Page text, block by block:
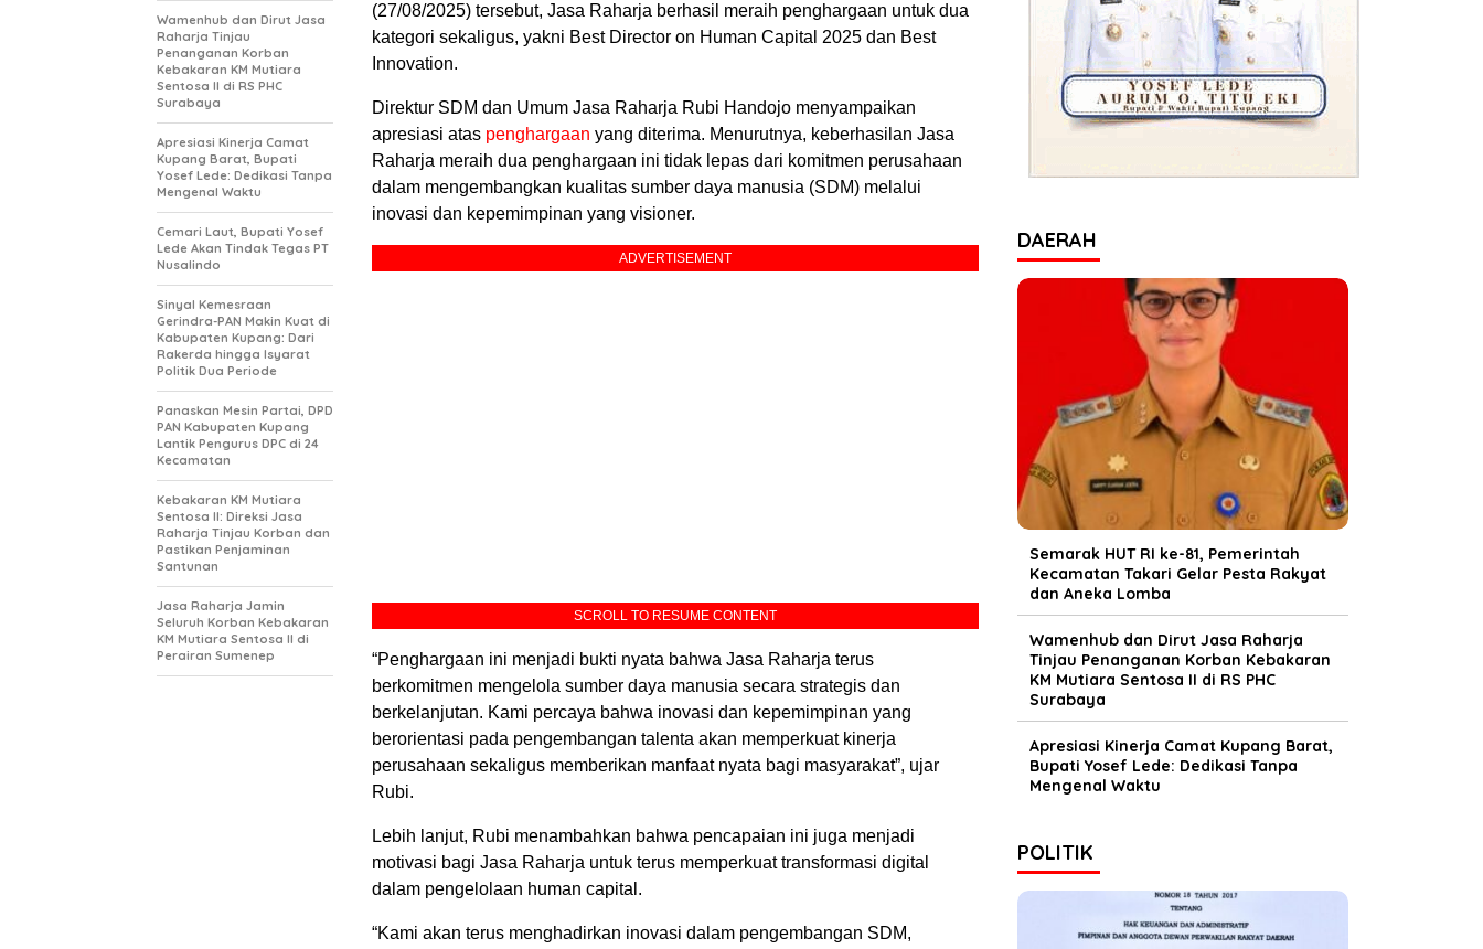
(27/08/2025) tersebut, Jasa Raharja berhasil meraih penghargaan untuk dua
kategori sekaligus, yakni Best Director on Human Capital 2025 dan Best
Innovation.
Direktur SDM dan Umum Jasa Raharja Rubi Handojo menyampaikan
apresiasi atas penghargaan yang diterima. Menurutnya, keberhasilan Jasa
Raharja meraih dua penghargaan ini tidak lepas dari komitmen perusahaan
dalam mengembangkan kualitas sumber daya manusia (SDM) melalui
inovasi dan kepemimpinan yang visioner.
ADVERTISEMENT
SCROLL TO RESUME CONTENT
“Penghargaan ini menjadi bukti nyata bahwa Jasa Raharja terus
berkomitmen mengelola sumber daya manusia secara strategis dan
berkelanjutan. Kami percaya bahwa inovasi dan kepemimpinan yang
berorientasi pada pengembangan talenta akan memperkuat kinerja
perusahaan sekaligus memberikan manfaat nyata bagi masyarakat”, ujar
Rubi.
Lebih lanjut, Rubi menambahkan bahwa pencapaian ini juga menjadi
motivasi bagi Jasa Raharja untuk terus memperkuat transformasi digital
dalam pengelolaan human capital.
“Kami akan terus menghadirkan inovasi dalam pengembangan SDM,
Wamenhub dan Dirut Jasa
Raharja Tinjau
Penanganan Korban
Kebakaran KM Mutiara
Sentosa II di RS PHC
Surabaya
Apresiasi Kinerja Camat
Kupang Barat, Bupati
Yosef Lede: Dedikasi Tanpa
Mengenal Waktu
Cemari Laut, Bupati Yosef
Lede Akan Tindak Tegas PT
Nusalindo
Sinyal Kemesraan
Gerindra-PAN Makin Kuat di
Kabupaten Kupang: Dari
Rakerda hingga Isyarat
Politik Dua Periode
Panaskan Mesin Partai, DPD
PAN Kabupaten Kupang
Lantik Pengurus DPC di 24
Kecamatan
Kebakaran KM Mutiara
Sentosa II: Direksi Jasa
Raharja Tinjau Korban dan
Pastikan Penjaminan
Santunan
Jasa Raharja Jamin
Seluruh Korban Kebakaran
KM Mutiara Sentosa II di
Perairan Sumenep
DAERAH
Semarak HUT RI ke-81, Pemerintah
Kecamatan Takari Gelar Pesta Rakyat
dan Aneka Lomba
Wamenhub dan Dirut Jasa Raharja
Tinjau Penanganan Korban Kebakaran
KM Mutiara Sentosa II di RS PHC
Surabaya
Apresiasi Kinerja Camat Kupang Barat,
Bupati Yosef Lede: Dedikasi Tanpa
Mengenal Waktu
POLITIK